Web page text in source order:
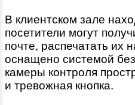
В клиентском зале
посетители могут
почте, распечатать
оснащено системой
камеры контроля
и тревожная кнопка.